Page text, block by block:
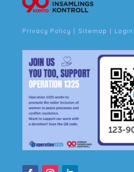
Privacy Policy Sitemap Login